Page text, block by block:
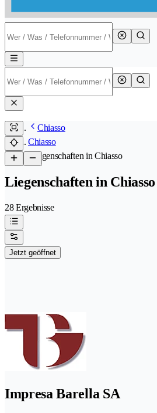
Chiasso
Chiasso
/Liegenschaften in Chiasso
Liegenschaften in Chiasso
28 Ergebnisse
Jetzt geöffnet
Impresa Barella SA